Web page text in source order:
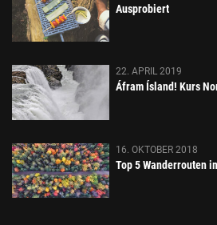
Ausprobiert
22. APRIL 2019
Áfram Ísland! Kurs
16. OKTOBER 2018
Top 5 Wanderrouten